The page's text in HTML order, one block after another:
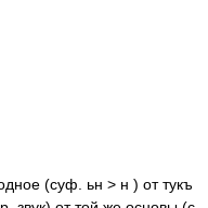
(суф. ьн > н ) от тукъ